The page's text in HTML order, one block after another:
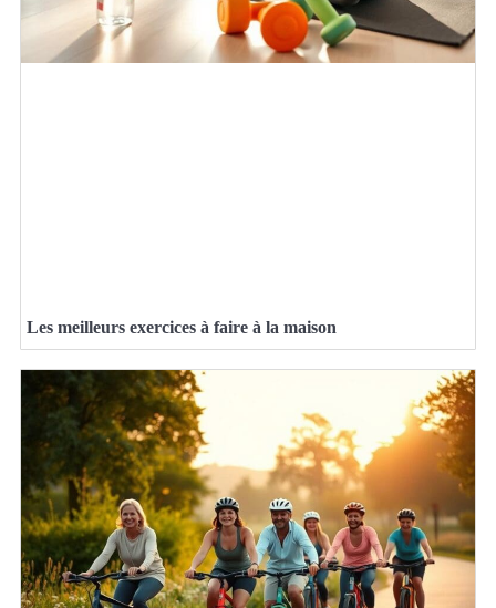
Les meilleurs exercices à faire à la maison